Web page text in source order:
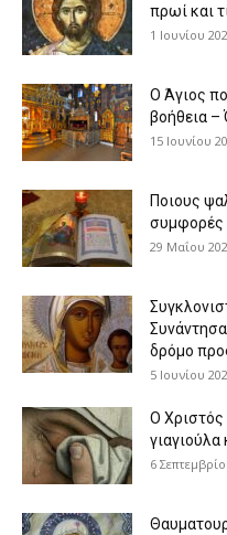
πρωί και
1 Ιουνίου
Ο Άγιος
βοήθεια –
15 Ιουνίου
Ποιους
συμφορές
29 Μαΐου
δρόμο
5 Ιουνίου
Ο Χριστός
γιαγιούλα
6